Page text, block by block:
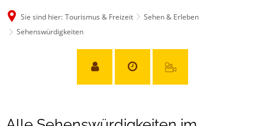
Sie sind hier: Tourismus & Freizeit
Sehen & Erleben
Sehenswürdigkeiten